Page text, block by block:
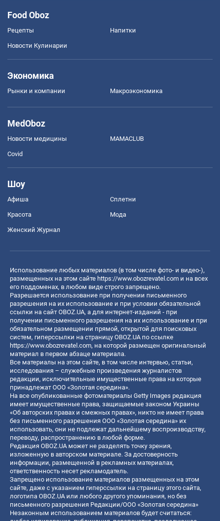
Food Oboz
Рецепты Напитки
Новости Кулинарии
Экономика
Рынки и компании Mакроэкономика
MedOboz
Новости медицины MAMACLUB
Covid
Шоу
Афиша Сплетни
Красота Мода
Женский Журнал
Использование любых материалов (в том числе фото- и видео-),
размещенных на этом сайте https://www.obozrevatel.com и на всех
его поддоменах, в любом виде строго запрещено.
Разрешается использование при получении письменного
разрешения на их использование и при условии обязательной
ссылки на сайт OBOZ.UA, а для интернет-изданий - при
получении письменного разрешения на их использование и при
обязательном размещении прямой, открытой для поисковых
систем, гиперссылки на страницу OBOZ.UA по ссылке
https://www.obozrevatel.com, на которой размещен оригинальный
материал в первом абзаце материала.
Все материалы на этом сайте, в том числе интервью, статьи,
исследования – служебные произведения журналистов
редакции, исключительные имущественные права на которые
принадлежат ООО «Золотая середина».
На все опубликованные фотоматериалы Getty Images редакция
имеет имущественные права, защищаемые законом Украины
«Об авторских правах и смежных правах», никто не имеет права
без письменного разрешения ООО «Золотая середина» их
использовать, они не подлежат дальнейшему воспроизводству,
переводу, распространению в любой форме.
Редакция OBOZ.UA может не разделять точку зрения,
изложенную в авторском материале. За достоверность
информации, размещенной в рекламных материалах,
ответственность несет рекламодатель.
Запрещено использование материалов размещенных на этом
сайте, даже с указанием гиперссылки на страницу этого сайта,
логотипа OBOZ.UA или любого другого упоминания, но без
письменного разрешения Редакции/ООО «Золотая середина»
Незаконным использованием материалов будет считаться: